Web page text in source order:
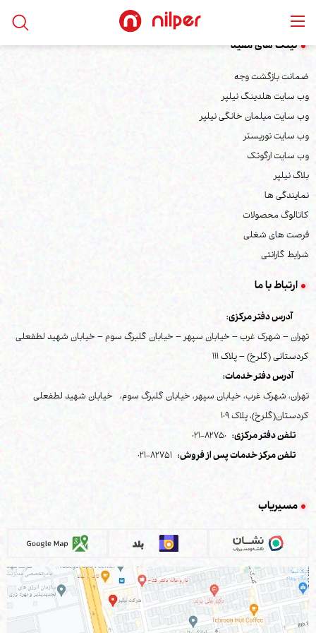
لینک های مفید
ضمانت بازگشت وجه
وب سایت هلدینگ نیلپر
وب سایت مبلمان خانگی نیلپر
وب سایت توریستر
وب سایت ارگوتک
بلاگ نیلپر
نمایندگی ها
کاتالوگ محصولات
فرصت های شغلی
شرایط گارانتی
ارتباط با ما
آدرس دفتر مرکزی:
تهران – شهرک غرب – خیابان سپهر – خیابان گلبرگ سوم – خیابان شهید لطفعلی
کردستانی (گلرخ) – پلاک 111
آدرس دفتر خدمات:
تهران، شهرک غرب، خیابان سپهر، خیابان گلبرگ سوم، خیابان شهید لطفعلی
کردستان(گلرخ)، پلاک 109
تلفن دفتر مرکزی: 82750-021
تلفن مرکز خدمات پس از فروش: 82751-021
مسیریاب